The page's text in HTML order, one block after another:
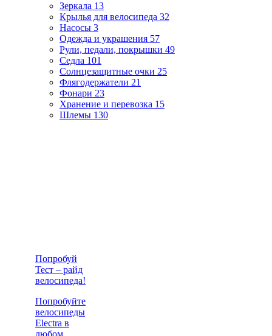
Зеркала 13
Крылья для велосипеда 32
Насосы 3
Одежда и украшения 57
Рули, педали, покрышки 49
Седла 101
Солнцезащитные очки 25
Флягодержатели 21
Фонари 23
Хранение и перевозка 15
Шлемы 130
Попробуй
Тест – райд
велосипеда!
Попробуйте
велосипеды
Electra в
любом